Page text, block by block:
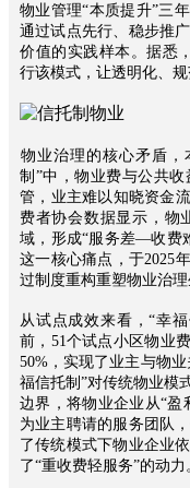
案
ꀉ
智
慧
物
业
ꀉ
智
慧
社
区
ꀉ
智
慧
园
区
ꀉ
未
来
社
区
物业管理“本质提升”三
通过试点先行、稳步推
价值的实践样本。据悉
行该模式，让透明化、
物业治理的核心矛盾，
制”中，物业费与公共
管，业主难以知晓资金
费者协会数据显示，物
域，形成“服务差—收费
这一核心痛点，于2025
过制度重构重塑物业治理
从试点成效来看，“幸
前，51个试点小区物业
50%，实现了业主与物
福信托制”对传统物业模
边界，将物业企业从“盈
为业主聘请的服务团队
了传统模式下物业企业
了“重收费轻服务”的动力